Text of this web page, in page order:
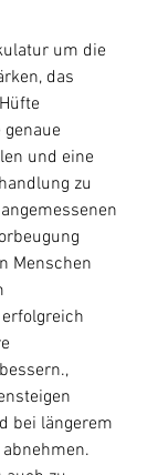
das
und eine
zu
Menschen
bei längerem